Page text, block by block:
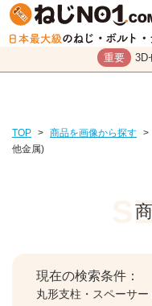
重要 3D
TOP > 商品を画像から探す >
他金属)
現在の検索条件：
丸形支柱・スペーサ